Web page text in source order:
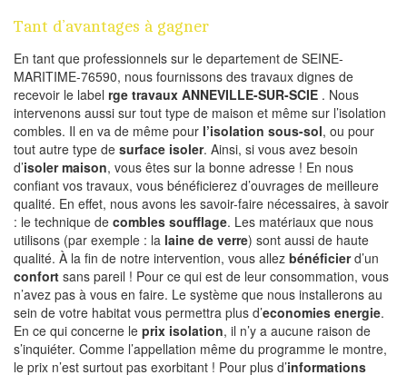
Tant d’avantages à gagner
En tant que professionnels sur le departement de SEINE-
MARITIME-76590, nous fournissons des travaux dignes de
recevoir le label rge travaux ANNEVILLE-SUR-SCIE . Nous
intervenons aussi sur tout type de maison et même sur l’isolation
combles. Il en va de même pour l’isolation sous-sol, ou pour
tout autre type de surface isoler. Ainsi, si vous avez besoin
d’isoler maison, vous êtes sur la bonne adresse ! En nous
confiant vos travaux, vous bénéficierez d’ouvrages de meilleure
qualité. En effet, nous avons les savoir-faire nécessaires, à savoir
: le technique de combles soufflage. Les matériaux que nous
utilisons (par exemple : la laine de verre) sont aussi de haute
qualité. À la fin de notre intervention, vous allez bénéficierd’un
confort sans pareil ! Pour ce qui est de leur consommation, vous
n’avez pas à vous en faire. Le système que nous installerons au
sein de votre habitat vous permettra plus d’economies energie.
En ce qui concerne le prix isolation, il n’y a aucune raison de
s’inquiéter. Comme l’appellation même du programme le montre,
le prix n’est surtout pas exorbitant ! Pour plus d’informations